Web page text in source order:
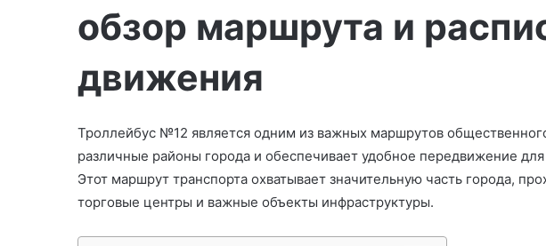
ь
о
обзор маршрута и
движения
Троллейбус №12 является одним из важных маршрутов
различные районы города и обеспечивает удобное передвижение
Этот маршрут транспорта охватывает значительную часть города,
торговые центры и важные объекты инфраструктуры.